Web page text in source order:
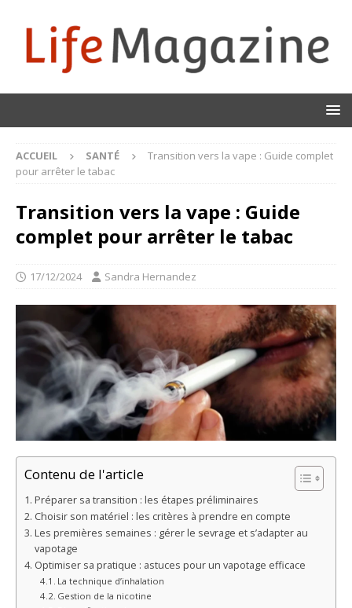
ACCUEIL SANTÉ
Transition vers la vape : Guide complet
pour arrêter le tabac
Transition vers la vape : Guide
complet pour arrêter le tabac
17/12/2024 Sandra Hernandez
Contenu de l'article
Préparer sa transition : les étapes préliminaires
Choisir son matériel : les critères à prendre en compte
Les premières semaines : gérer le sevrage et s’adapter au
vapotage
Optimiser sa pratique : astuces pour un vapotage efficace
La technique d’inhalation
Gestion de la nicotine